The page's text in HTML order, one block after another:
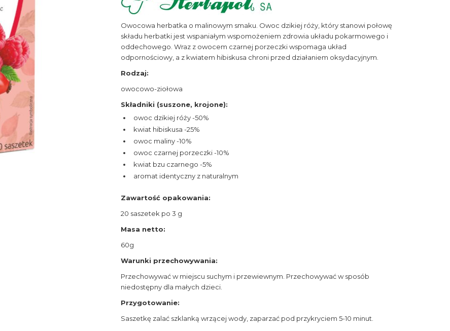
z
maliną
Owocowa herbatka o malinowym smaku. Owoc dzikiej róży, który stanowi połowę
składu herbatki jest wspaniałym wspomożeniem zdrowia układu pokarmowego i
oddechowego. Wraz z owocem czarnej porzeczki wspomaga układ
odpornościowy, a z kwiatem hibiskusa chroni przed działaniem oksydacyjnym.
Rodzaj:
owocowo-ziołowa
Składniki (suszone, krojone):
owoc dzikiej róży -50%
kwiat hibiskusa -25%
owoc maliny -10%
owoc czarnej porzeczki -10%
kwiat bzu czarnego -5%
aromat identyczny z naturalnym
Zawartość opakowania:
20 saszetek po 3 g
Masa netto:
60g
Warunki przechowywania:
Przechowywać w miejscu suchym i przewiewnym. Przechowywać w sposób
niedostępny dla małych dzieci.
Przygotowanie:
Saszetkę zalać szklanką wrzącej wody, zaparzać pod przykryciem 5-10 minut.